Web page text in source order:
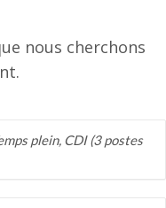
nous cherchons
plein, CDI (3 postes